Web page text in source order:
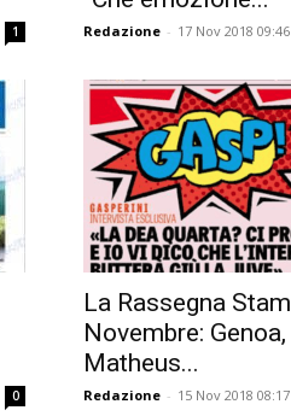
1 Redazione - 17 Nov 2018 09:46
0
La Rassegna
Novembre:
Matheus...
Redazione - 15 Nov 2018 08:17